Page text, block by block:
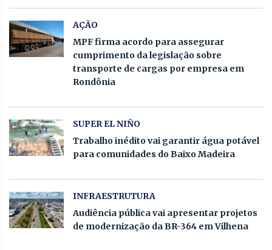
AÇÃO
MPF firma acordo para assegurar
cumprimento da legislação sobre
transporte de cargas por empresa em
Rondônia
SUPER EL NIÑO
Trabalho inédito vai garantir água potável
para comunidades do Baixo Madeira
INFRAESTRUTURA
Audiência pública vai apresentar projetos
de modernização da BR-364 em Vilhena